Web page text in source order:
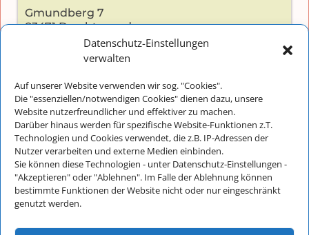
Datenschutz-Einstellungen
verwalten
Auf unserer Website verwenden wir sog. "Cookies".
Die "essenziellen/notwendigen Cookies" dienen dazu, unsere
Website nutzerfreundlicher und effektiver zu machen.
Darüber hinaus werden für spezifische Website-Funktionen z.T.
Technologien und Cookies verwendet, die z.B. IP-Adressen der
Nutzer verarbeiten und externe Medien einbinden.
Sie können diese Technologien - unter Datenschutz-Einstellungen -
"Akzeptieren" oder "Ablehnen". Im Falle der Ablehnung können
bestimmte Funktionen der Website nicht oder nur eingeschränkt
genutzt werden.
Gmundberg 7
83471 Berchtesgaden
Kontakt:
Telefon: +49 (0) 8652-2826
E-Mail:info@musikschulebgl.de
Büro-Öffnungszeiten:
Montag bis Donnerstag: 8:30 - 11:30